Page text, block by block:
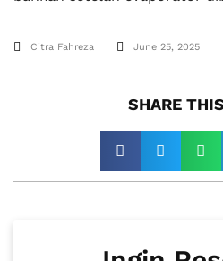
Citra Fahreza June 25, 2025
SHARE